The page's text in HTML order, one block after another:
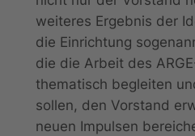
weiteres Ergebnis der
die Einrichtung
die die Arbeit des
thematisch begleiten
sollen, den Vorstand
neuen Impulsen